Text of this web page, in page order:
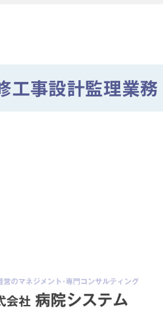
工事設計監理業務